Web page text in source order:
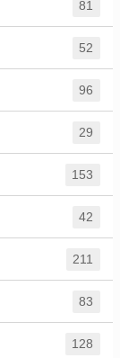
81
52
96
29
153
42
211
83
128